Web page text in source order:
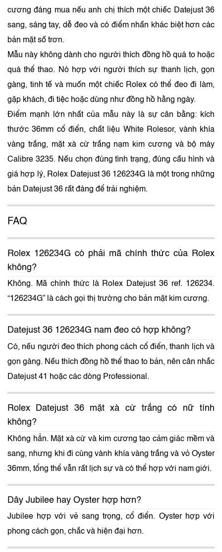
cương đáng mua nếu anh chị thích một chiếc Datejust 36
sang, sáng tay, dễ đeo và có điểm nhấn khác biệt hơn các
bản mặt số trơn.
Mẫu này không dành cho người thích đồng hồ quá to hoặc
quá thể thao. Nó hợp với người thích sự thanh lịch, gọn
gàng, tinh tế và muốn một chiếc Rolex có thể đeo đi làm,
gặp khách, đi tiệc hoặc dùng như đồng hồ hằng ngày.
Điểm mạnh lớn nhất của mẫu này là sự cân bằng: kích
thước 36mm cổ điển, chất liệu White Rolesor, vành khía
vàng trắng, mặt xà cừ trắng nạm kim cương và bộ máy
Calibre 3235. Nếu chọn đúng tình trạng, đúng cấu hình và
giá hợp lý, Rolex Datejust 36 126234G là một trong những
bản Datejust 36 rất đáng để trải nghiệm.
FAQ
Rolex 126234G có phải mã chính thức của Rolex
không?
Không. Mã chính thức là Rolex Datejust 36 ref. 126234.
“126234G” là cách gọi thị trường cho bản mặt kim cương.
Datejust 36 126234G nam đeo có hợp không?
Có, nếu người đeo thích phong cách cổ điển, thanh lịch và
gọn gàng. Nếu thích đồng hồ thể thao to bản, nên cân nhắc
Datejust 41 hoặc các dòng Professional.
Rolex Datejust 36 mặt xà cừ trắng có nữ tính
không?
Không hẳn. Mặt xà cừ và kim cương tạo cảm giác mềm và
sang, nhưng khi đi cùng vành khía vàng trắng và vỏ Oyster
36mm, tổng thể vẫn rất lịch sự và có thể hợp với nam giới.
Dây Jubilee hay Oyster hợp hơn?
Jubilee hợp với vẻ sang trọng, cổ điển. Oyster hợp với
phong cách gọn, chắc và hiện đại hơn.